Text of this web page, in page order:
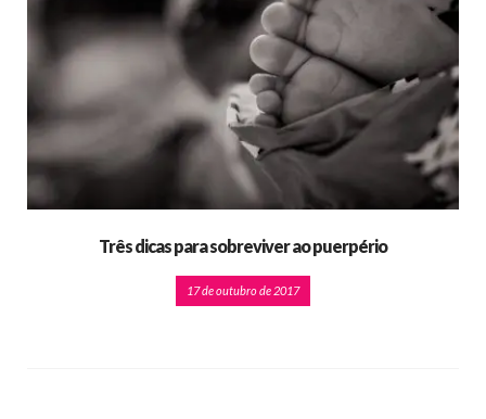
Três dicas para sobreviver ao puerpério
17 de outubro de 2017